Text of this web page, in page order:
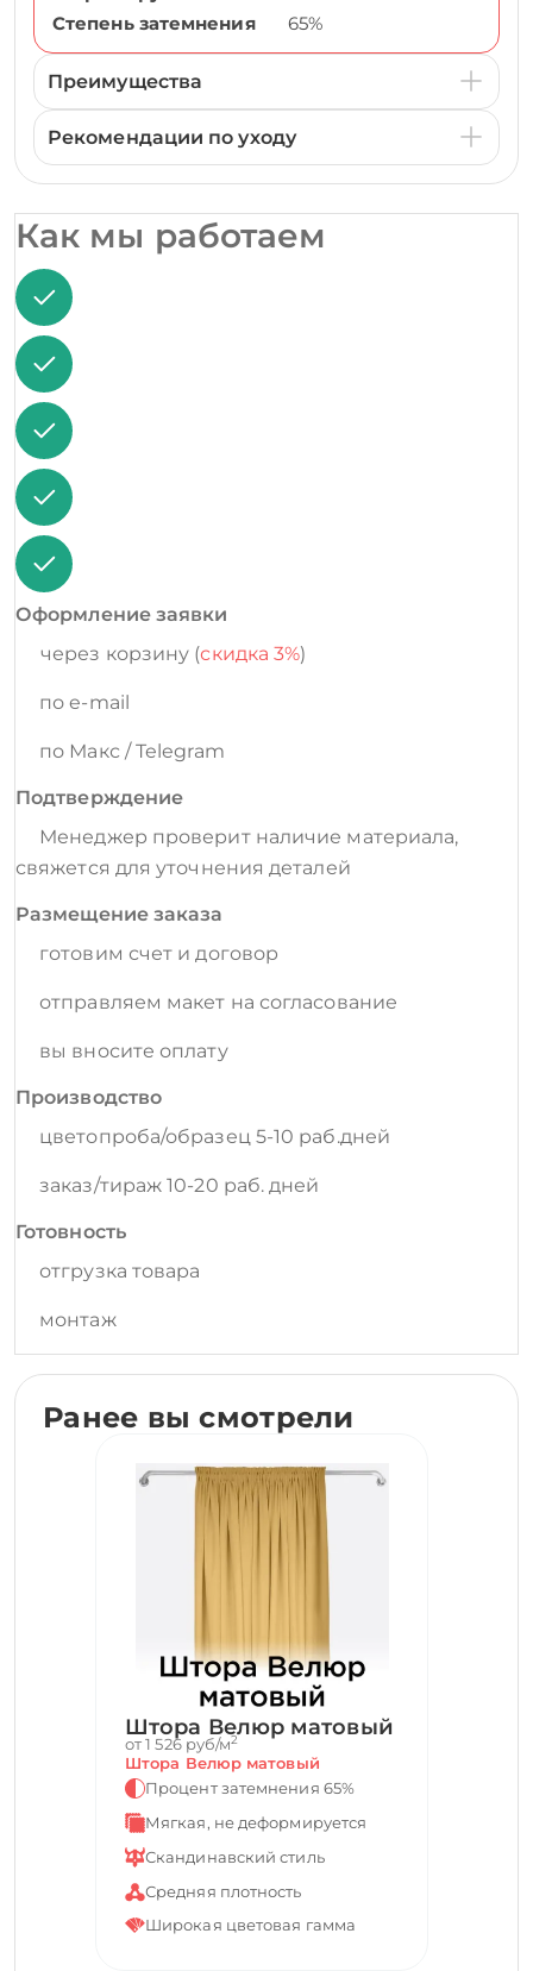
Степень затемнения
65%
Преимущества
Рекомендации по уходу
Как мы работаем
Оформление заявки
через корзину (скидка 3%)
по e-mail
по Макс / Telegram
Подтверждение
Менеджер проверит наличие материала,
свяжется для уточнения деталей
Размещение заказа
готовим счет и договор
отправляем макет на согласование
вы вносите оплату
Производство
цветопроба/образец 5-10 раб.дней
заказ/тираж 10-20 раб. дней
Готовность
отгрузка товара
монтаж
Ранее вы смотрели
Штора Велюр матовый
от 1 526 руб/м2
Штора Велюр матовый
Процент затемнения 65%
Мягкая, не деформируется
Скандинавский стиль
Средняя плотность
Широкая цветовая гамма